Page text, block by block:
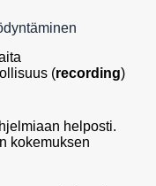
(recording)
helposti.
kokemuksen